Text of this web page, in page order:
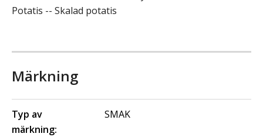
Potatis -- Skalad potatis
Märkning
Typ av
märkning:
SMAK